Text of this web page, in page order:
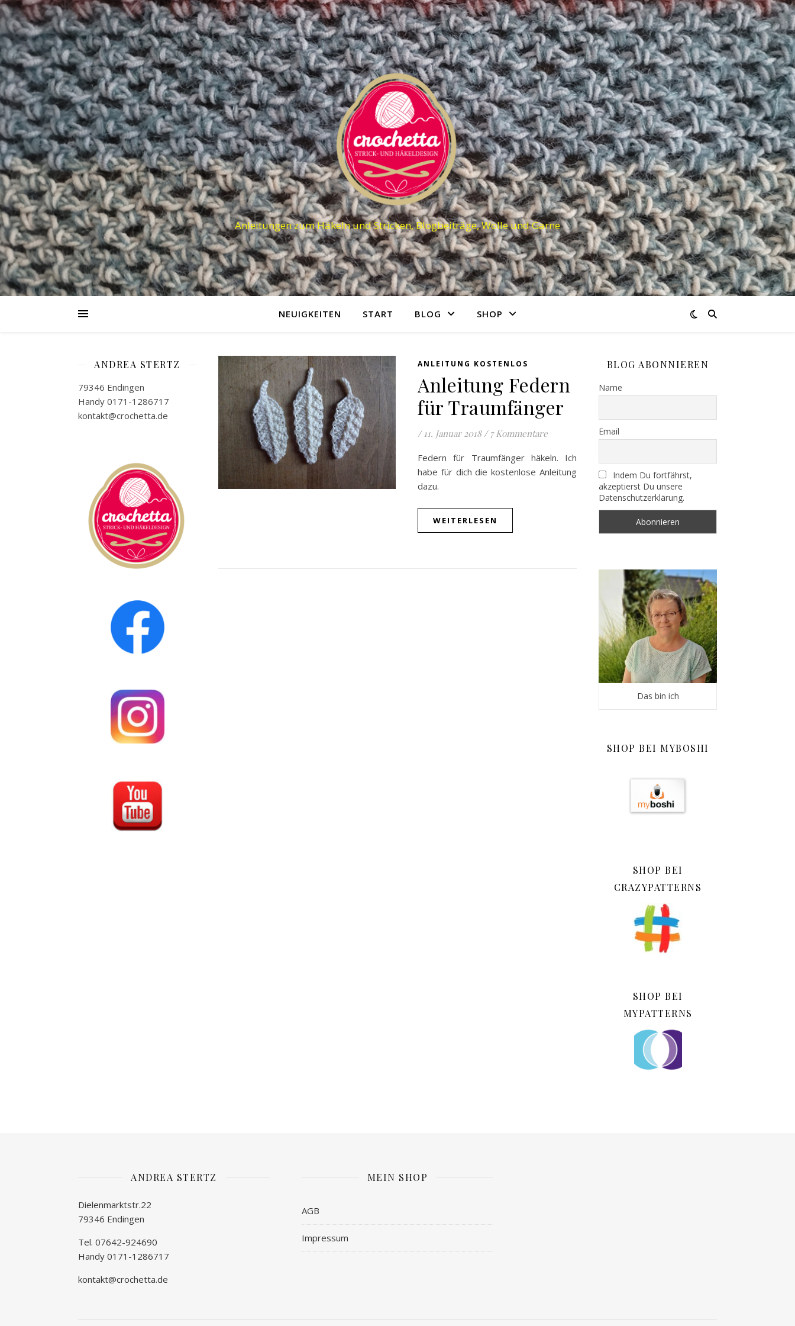
Anleitungen zum Häkeln und Stricken, Blogbeiträge, Wolle und Garne
NEUIGKEITEN START BLOG SHOP
ANDREA STERTZ
79346 Endingen
Handy 0171-1286717
kontakt@crochetta.de
ANLEITUNG KOSTENLOS
Anleitung Federn
für Traumfänger
/ 11. Januar 2018 / 7 Kommentare
Federn für Traumfänger häkeln. Ich
habe für dich die kostenlose Anleitung
dazu.
WEITERLESEN
BLOG ABONNIEREN
Name
Email
Indem Du fortfährst,
akzeptierst Du unsere
Datenschutzerklärung.
Das bin ich
SHOP BEI MYBOSHI
SHOP BEI
CRAZYPATTERNS
SHOP BEI
MYPATTERNS
ANDREA STERTZ
Dielenmarktstr.22
79346 Endingen
Tel. 07642-924690
Handy 0171-1286717
kontakt@crochetta.de
MEIN SHOP
AGB
Impressum